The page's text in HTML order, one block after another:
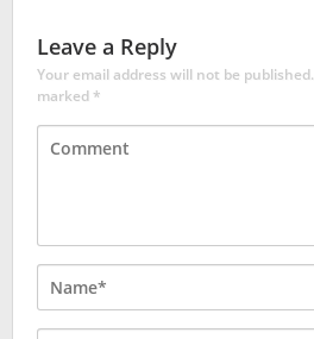
Leave a Reply
Your email address will not be published.
marked*